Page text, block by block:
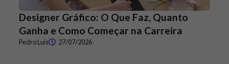
Designer Gráfico: O Que Faz, Quanto
Ganha e Como Começar na Carreira
Pedro Luis 27/07/2026